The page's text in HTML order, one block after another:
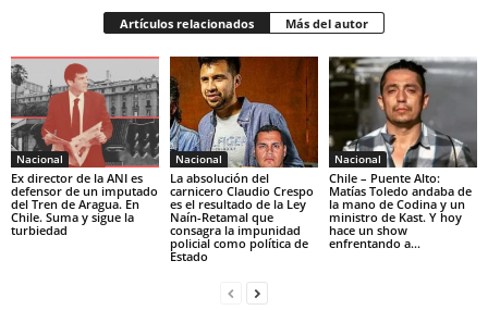
Artículos relacionados Más del autor
Nacional
Ex director de la ANI es
defensor de un imputado
del Tren de Aragua. En
Chile. Suma y sigue la
turbiedad
Nacional
La absolución del
carnicero Claudio Crespo
es el resultado de la Ley
Naín-Retamal que
consagra la impunidad
policial como política de
Estado
Nacional
Chile – Puente Alto:
Matías Toledo andaba de
la mano de Codina y un
ministro de Kast. Y hoy
hace un show
enfrentando a...